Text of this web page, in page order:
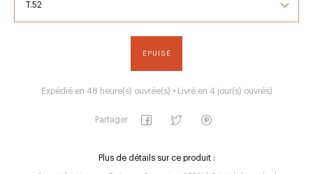
ÉPUISÉ
Expédié en 48 heure(s) ouvrée(s) • Livré en 4 jour(s) ouvrés)
Partager
Plus de détails sur ce produit :